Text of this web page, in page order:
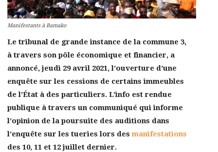
Manifestants à Bamako
Le tribunal de grande instance de la commune 3,
à travers son pôle économique et financier, a
annoncé, jeudi 29 avril 2021, l’ouverture d’une
enquête sur les cessions de certains immeubles
de l’État à des particuliers. L’info est rendue
publique à travers un communiqué qui informe
l’opinion de la poursuite des auditions dans
l’enquête sur les tueries lors des manifestations
des 10, 11 et 12 juillet dernier.